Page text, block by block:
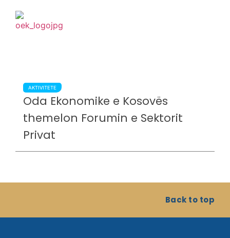
AKTIVITETE
Oda Ekonomike e Kosovës
themelon Forumin e Sektorit
Privat
Back to top